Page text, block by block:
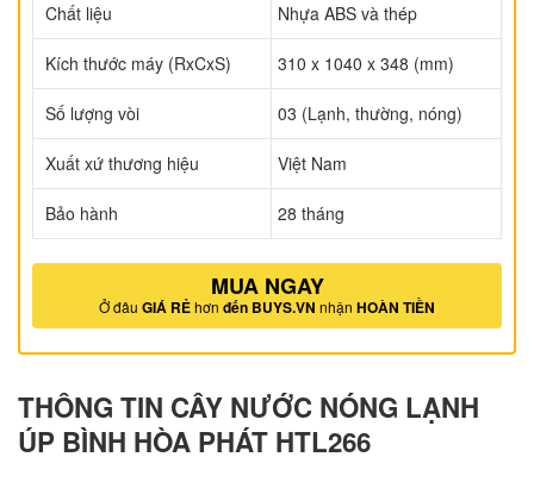
Chất liệu Nhựa ABS và thép
Kích thước máy (RxCxS) 310 x 1040 x 348 (mm)
Số lượng vòi 03 (Lạnh, thường, nóng)
Xuất xứ thương hiệu Việt Nam
Bảo hành 28 tháng
MUA NGAY
Ở đâu GIÁ RẺhơn đến BUYS.VN nhận HOÀN TIỀN
THÔNG TIN CÂY NƯỚC NÓNG LẠNH
ÚP BÌNH HÒA PHÁT HTL266